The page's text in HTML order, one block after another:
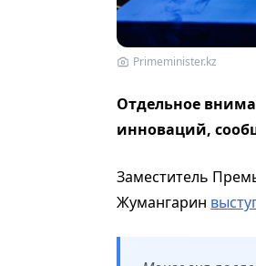
Primeminister.kz
Отдельное
инноваций,
Заместитель
Жумангарин